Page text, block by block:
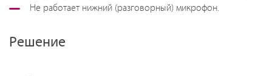
Не работает нижний (разговорный) микрофон.
Решение